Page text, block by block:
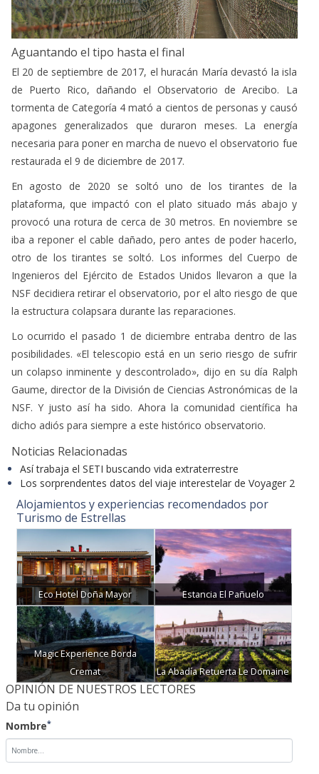
Aguantando el tipo hasta el final
El 20 de septiembre de 2017, el huracán María devastó la isla
de Puerto Rico, dañando el Observatorio de Arecibo. La
tormenta de Categoría 4 mató a cientos de personas y causó
apagones generalizados que duraron meses. La energía
necesaria para poner en marcha de nuevo el observatorio fue
restaurada el 9 de diciembre de 2017.
En agosto de 2020 se soltó uno de los tirantes de la
plataforma, que impactó con el plato situado más abajo y
provocó una rotura de cerca de 30 metros. En noviembre se
iba a reponer el cable dañado, pero antes de poder hacerlo,
otro de los tirantes se soltó. Los informes del Cuerpo de
Ingenieros del Ejército de Estados Unidos llevaron a que la
NSF decidiera retirar el observatorio, por el alto riesgo de que
la estructura colapsara durante las reparaciones.
Lo ocurrido el pasado 1 de diciembre entraba dentro de las
posibilidades. «El telescopio está en un serio riesgo de sufrir
un colapso inminente y descontrolado», dijo en su día Ralph
Gaume, director de la División de Ciencias Astronómicas de la
NSF. Y justo así ha sido. Ahora la comunidad científica ha
dicho adiós para siempre a este histórico observatorio.
Noticias Relacionadas
Así trabaja el SETI buscando vida extraterrestre
Los sorprendentes datos del viaje interestelar de Voyager 2
Alojamientos y experiencias recomendados por
Turismo de Estrellas
Eco Hotel Doña Mayor Estancia El Pañuelo
Magic Experience Borda
Cremat
La Abadía Retuerta Le Domaine
OPINIÓN DE NUESTROS LECTORES
Da tu opinión
Nombre*